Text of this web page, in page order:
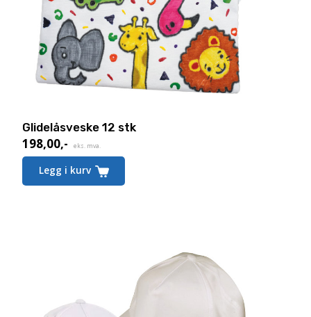
Glidelåsveske 12 stk
198,00,- eks. mva.
Legg i kurv